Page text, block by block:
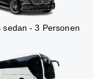
sedan - 3 Personen